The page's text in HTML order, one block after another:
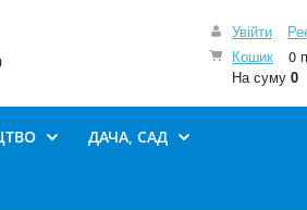
Увійти
Кошик
0
На суму 0
ДАЧА, САД